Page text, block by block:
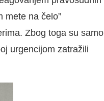
mete na čelo”
Zbog toga su samo
urgencijom zatražili